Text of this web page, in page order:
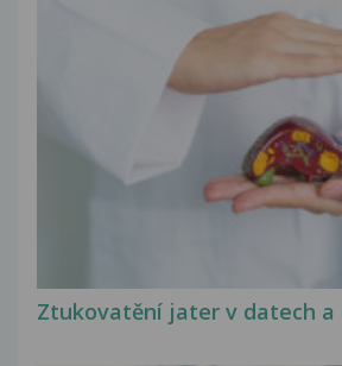
Ztukovatění jater v datech a